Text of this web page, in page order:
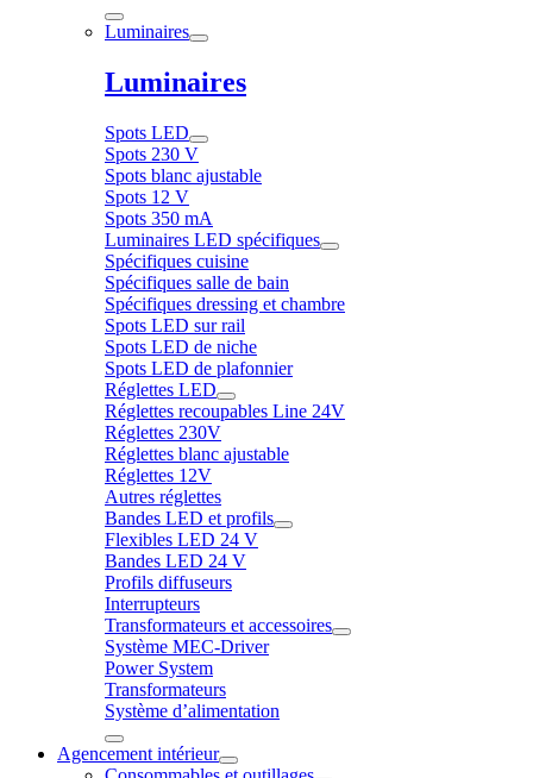
Luminaires
Luminaires
Spots LED
Spots 230 V
Spots blanc ajustable
Spots 12 V
Spots 350 mA
Luminaires LED spécifiques
Spécifiques cuisine
Spécifiques salle de bain
Spécifiques dressing et chambre
Spots LED sur rail
Spots LED de niche
Spots LED de plafonnier
Réglettes LED
Réglettes recoupables Line 24V
Réglettes 230V
Réglettes blanc ajustable
Réglettes 12V
Autres réglettes
Bandes LED et profils
Flexibles LED 24 V
Bandes LED 24 V
Profils diffuseurs
Interrupteurs
Transformateurs et accessoires
Système MEC-Driver
Power System
Transformateurs
Système d’alimentation
Agencement intérieur